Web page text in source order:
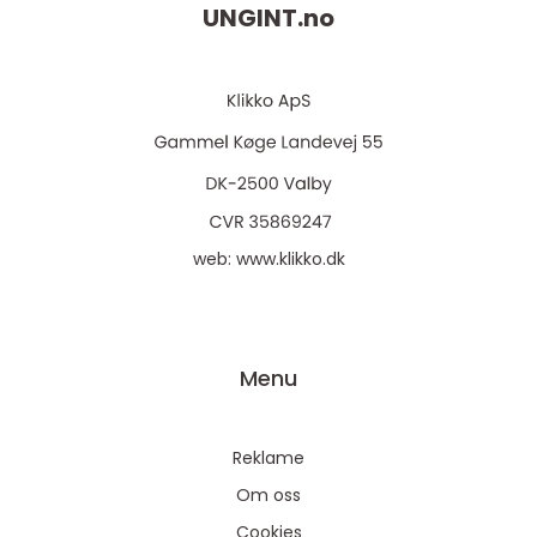
UNGINT.no
web: www.klikko.dk
Menu
Reklame
Om oss
Cookies